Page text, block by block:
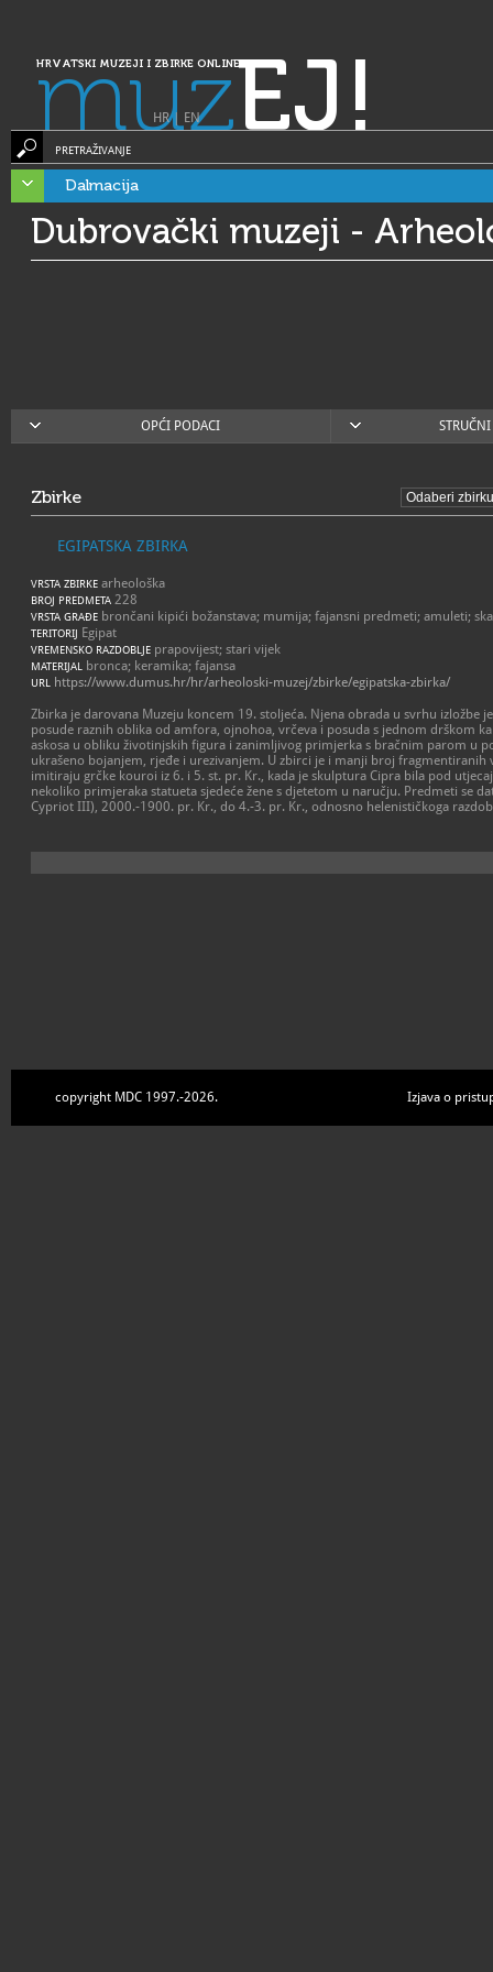
HRVATSKI MUZEJI I ZBIRKE ONLINE
muzEJ!
HR| EN
PRETRAŽIVANJE
Dalmacija
Dubrovački muzeji -
OPĆI PODACI
Zbirke
EGIPATSKA ZBIRKA
VRSTA ZBIRKE arheološka
BROJ PREDMETA 228
VRSTA GRAĐE brončani kipići božanstava; mumija; fajansni predmeti; amuleti;
TERITORIJ Egipat
VREMENSKO RAZDOBLJE prapovijest; stari vijek
MATERIJAL bronca; keramika; fajansa
URL https://www.dumus.hr/hr/arheoloski-muzej/zbirke/egipatska-zbirka/
Zbirka je darovana Muzeju koncem 19. stoljeća. Njena obrada u svrhu izložbe
posude raznih oblika od amfora, ojnohoa, vrčeva i posuda s jednom drškom
askosa u obliku životinjskih figura i zanimljivog primjerka s bračnim parom u
ukrašeno bojanjem, rjeđe i urezivanjem. U zbirci je i manji broj
imitiraju grčke kouroi iz 6. i 5. st. pr. Kr., kada je skulptura Cipra bila pod
nekoliko primjeraka statueta sjedeće žene s djetetom u naručju. Predmeti se
Cypriot III), 2000.-1900. pr. Kr., do 4.-3. pr. Kr., odnosno helenističkoga
copyright MDC 1997.-2026. Izjava o